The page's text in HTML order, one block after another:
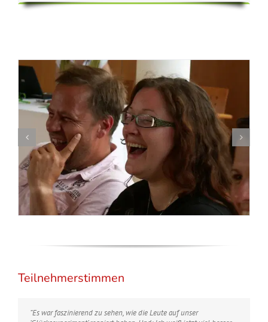
Teilnehmerstimmen
“Es war faszinierend zu sehen, wie die Leute auf unser